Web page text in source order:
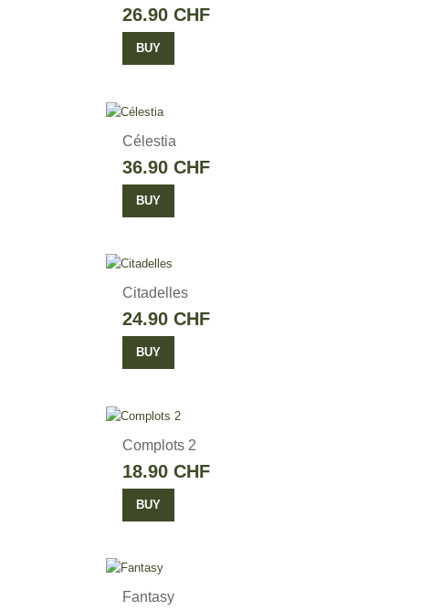
26.90 CHF
BUY
Célestia
36.90 CHF
BUY
Citadelles
24.90 CHF
BUY
Complots 2
18.90 CHF
BUY
Fantasy